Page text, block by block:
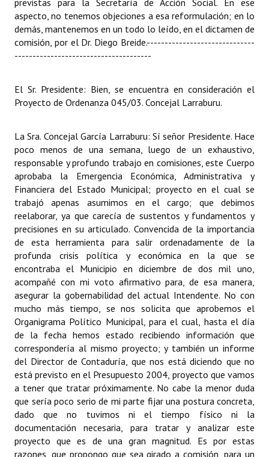
previstas para la Secretaría de Acción Social. En ese
aspecto, no tenemos objeciones a esa reformulación; en lo
demás, mantenemos en un todo lo leído, en el dictamen de
comisión, por el Dr. Diego Breide.------------------------------
--------------------------------------
El Sr. Presidente: Bien, se encuentra en consideración el
Proyecto de Ordenanza 045/03. Concejal Larraburu.
La Sra. Concejal García Larraburu: Sí señor Presidente. Hace
poco menos de una semana, luego de un exhaustivo,
responsable y profundo trabajo en comisiones, este Cuerpo
aprobaba la Emergencia Económica, Administrativa y
Financiera del Estado Municipal; proyecto en el cual se
trabajó apenas asumimos en el cargo; que debimos
reelaborar, ya que carecía de sustentos y fundamentos y
precisiones en su articulado. Convencida de la importancia
de esta herramienta para salir ordenadamente de la
profunda crisis política y económica en la que se
encontraba el Municipio en diciembre de dos mil uno,
acompañé con mi voto afirmativo para, de esa manera,
asegurar la gobernabilidad del actual Intendente. No con
mucho más tiempo, se nos solicita que aprobemos el
Organigrama Político Municipal, para el cual, hasta el día
de la fecha hemos estado recibiendo información que
correspondería al mismo proyecto; y también un informe
del Director de Contaduría, que nos está diciendo que no
está previsto en el Presupuesto 2004, proyecto que vamos
a tener que tratar próximamente. No cabe la menor duda
que sería poco serio de mi parte fijar una postura concreta,
dado que no tuvimos ni el tiempo físico ni la
documentación necesaria, para tratar y analizar este
proyecto que es de una gran magnitud. Es por estas
razones, que propongo que sea girado a comisión, para un